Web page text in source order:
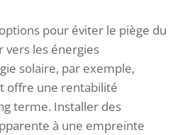
pour éviter le piège du
vers les énergies
solaire, par exemple,
offre une rentabilité
terme. Installer des
à une empreinte